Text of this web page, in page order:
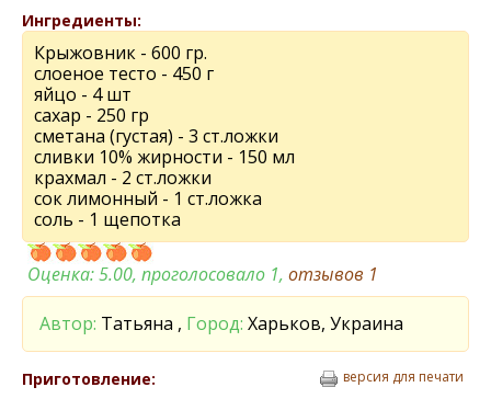
Ингредиенты:
Крыжовник - 600 гр.
слоеное тесто - 450 г
яйцо - 4 шт
сахар - 250 гр
сметана (густая) - 3 ст.ложки
сливки 10% жирности - 150 мл
крахмал - 2 ст.ложки
сок лимонный - 1 ст.ложка
соль - 1 щепотка
Оценка:5.00, проголосовало 1, отзывов 1
Автор: Татьяна , Город: Харьков, Украина
Приготовление: версия для печати